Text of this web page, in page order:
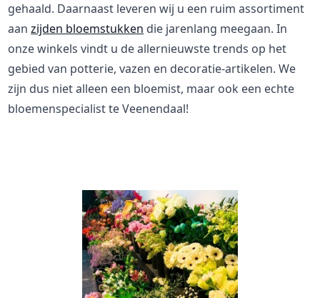
gehaald. Daarnaast leveren wij u een ruim assortiment
aanzijden bloemstukken die jarenlang meegaan. In
onze winkels vindt u de allernieuwste trends op het
gebied van potterie, vazen en decoratie-artikelen. We
zijn dus niet alleen een bloemist, maar ook een echte
bloemenspecialist te Veenendaal!